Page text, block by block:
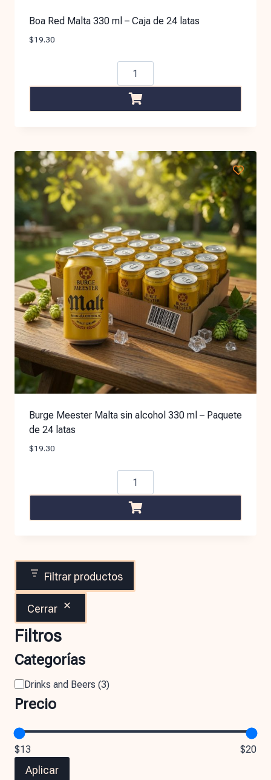
Boa Red Malta 330 ml – Caja de 24 latas
$19.30
Burge Meester Malta sin alcohol 330 ml – Paquete
de 24 latas
$19.30
Filtrar productos
Cerrar
Filtros
Categorías
Drinks and Beers (3)
Precio
$13 $20
Aplicar